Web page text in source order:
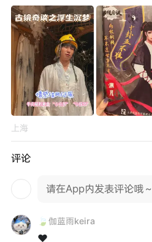
上海
评论
请在App内发表评论哦～
🍃伽蓝雨keira
♥️